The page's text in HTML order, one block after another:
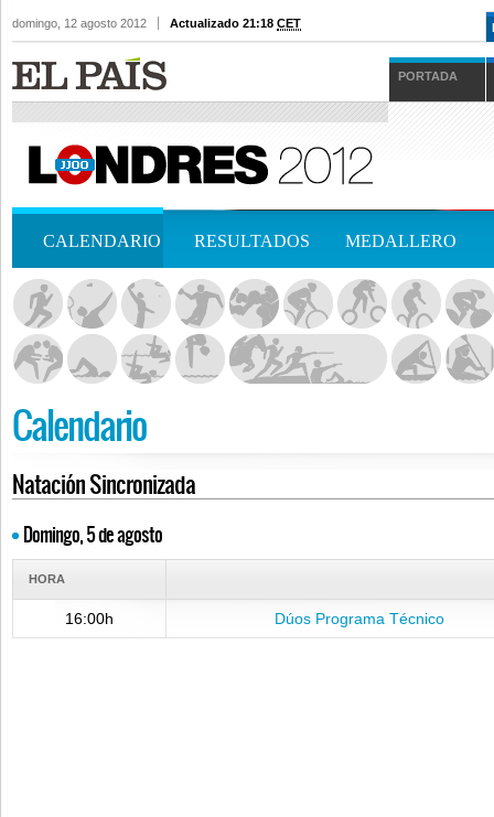
domingo, 12 agosto 2012 Actualizado 21:18 CET
PORTADA
CALENDARIO RESULTADOS MEDALLERO
Calendario
Natación Sincronizada
Domingo, 5 de agosto
HORA
16:00h Dúos Programa Técnico